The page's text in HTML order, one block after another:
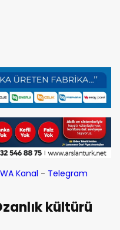
WA Kanal - Telegram
kültürü